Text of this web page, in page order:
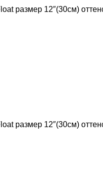
размер 12″(30см)
размер 12″(30см)